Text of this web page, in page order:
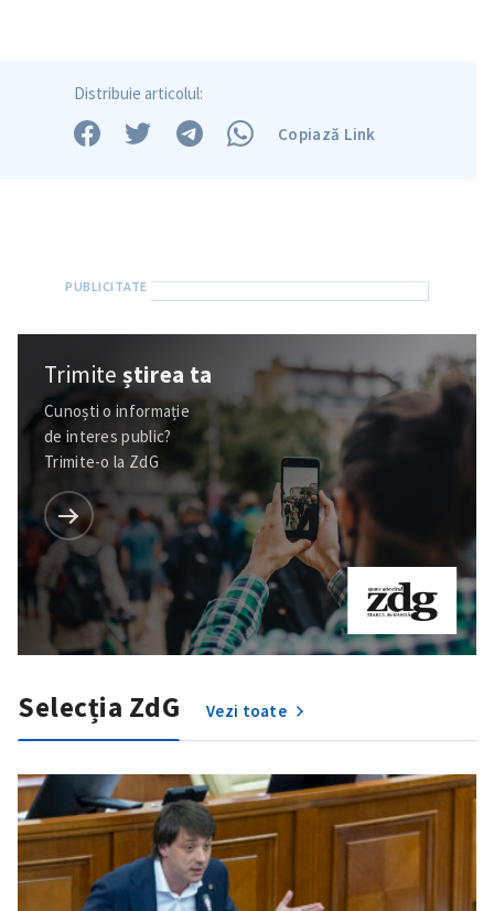
Distribuie articolul:
Copiază Link
Trimiteștirea ta
Cunoști o informație
de interes public?
Trimite-o la ZdG
Selecția ZdG Vezi toate